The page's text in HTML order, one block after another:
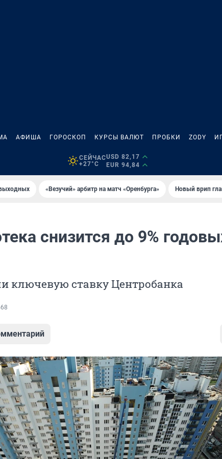
АФИША ГОРОСКОП КУРСЫ ВАЛЮТ ПРОБКИ ZODY
СЕЙЧАС
+27°C
USD 82,17
EUR 94,84
«Везучий» арбитр на матч «Оренбурга» Новый врип
снизится до 9%
ключевую ставку Центробанка